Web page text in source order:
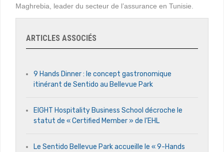
Maghrebia, leader du secteur de l’assurance en Tunisie.
ARTICLES ASSOCIÉS
9 Hands Dinner : le concept gastronomique
itinérant de Sentido au Bellevue Park
EIGHT Hospitality Business School décroche le
statut de « Certified Member » de l’EHL
Le Sentido Bellevue Park accueille le « 9-Hands